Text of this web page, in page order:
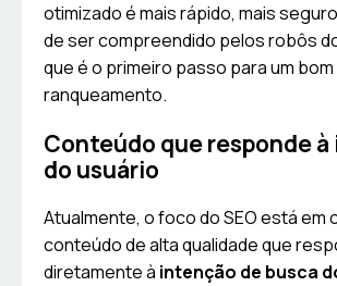
otimizado é mais rápido, mais
de ser compreendido pelos robôs
que é o primeiro passo para um bom
ranqueamento.
Conteúdo que responde
do usuário
Atualmente, o foco do SEO está em
conteúdo de alta qualidade que
diretamente à intenção de busca